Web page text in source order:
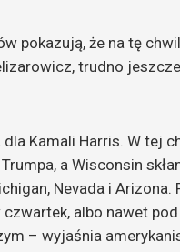
pokazują, że na tę
trudno
Kamali Harris. W tej
a Wisconsin
Nevada i Arizona.
albo nawet
– wyjaśnia